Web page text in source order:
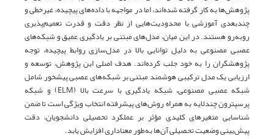
پژوهش‌ها به کار گرفته شده‌اند، اما در مواجهه با داده‌های پیچیده، غیرخطی و
چندبعدی آموزشی با محدودیت‌هایی از نظر دقت و قدرت تعمیم‌پذیری
روبه‌رو هستند. در این میان، مدل‌های مبتنی بر یادگیری عمیق و شبکه‌های
عصبی مصنوعی به دلیل توانایی بالا در مدل‌سازی روابط پیچیده، توجه
پژوهشگران را به خود جلب کرده‌اند. هدف اصلی این پژوهش، توسعه و
ارزیابی یک مدل ترکیبی هوشمند مبتنی بر شبکه‌های عصبی پیشخور شامل
شبکه عصبی مصنوعی، شبکه یادگیری با سرعت بالا (ELM) و شبکه
پرسپترون چندلایه به همراه روش‌های پیشرفته انتخاب ویژگی است تا ضمن
شناسایی متغیرهای کلیدی مؤثر بر عملکرد تحصیلی دانشجویان، دقت
پیش‌بینی وضعیت تحصیلی آن‌ها به‌طور معناداری افزایش یابد.